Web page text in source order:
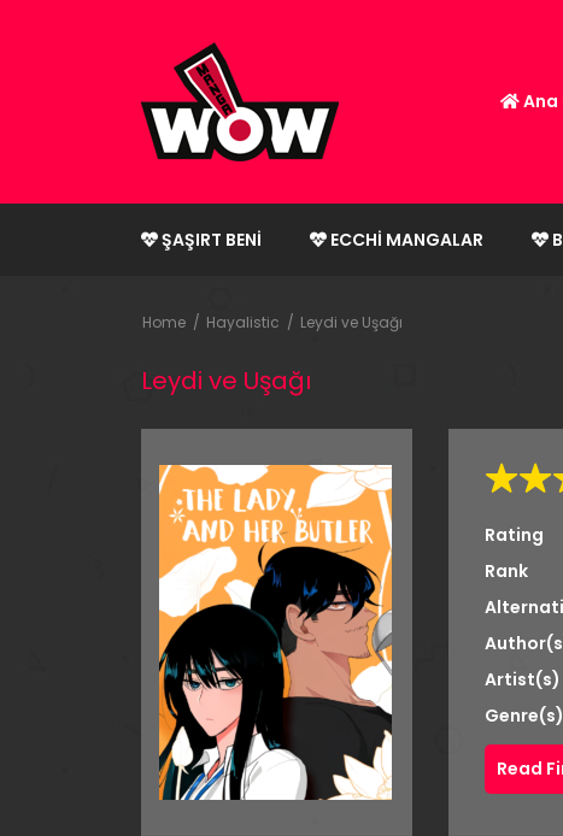
Ana
ŞAŞIRT BENI ECCHI MANGALAR
Home Hayalistic Leydi ve Uşağı
Leydi ve Uşağı
Rating
Rank
Artist(s)
Genre(s)
Read